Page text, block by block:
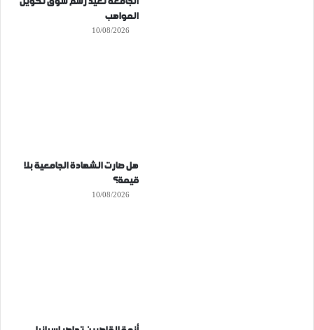
المواهب
10/08/2026
هل صارت الشهادة الجامعية بلا
قيمة؟
10/08/2026